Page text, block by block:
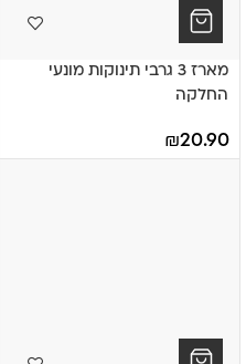
מארז 3 גרבי תינוקות מונעי
החלקה
20.90
₪